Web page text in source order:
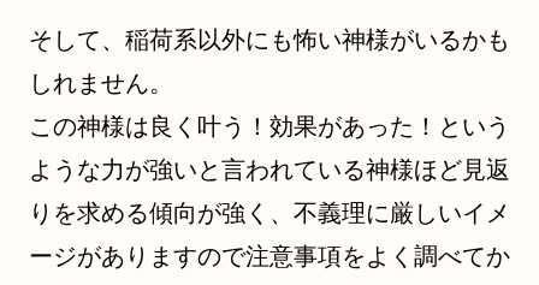
そして、稲荷系以外にも怖い神様がいるかも
しれません。
この神様は良く叶う！効果があった！という
ような力が強いと言われている神様ほど見返
りを求める傾向が強く、不義理に厳しいイメ
ージがありますので注意事項をよく調べてか